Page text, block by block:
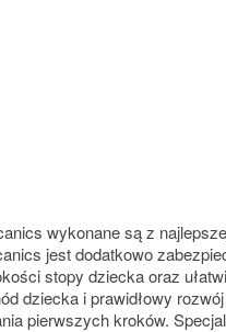
wykonane są z
jest dodatkowo
stopy dziecka oraz
dziecka i prawidłowy
pierwszych kroków.